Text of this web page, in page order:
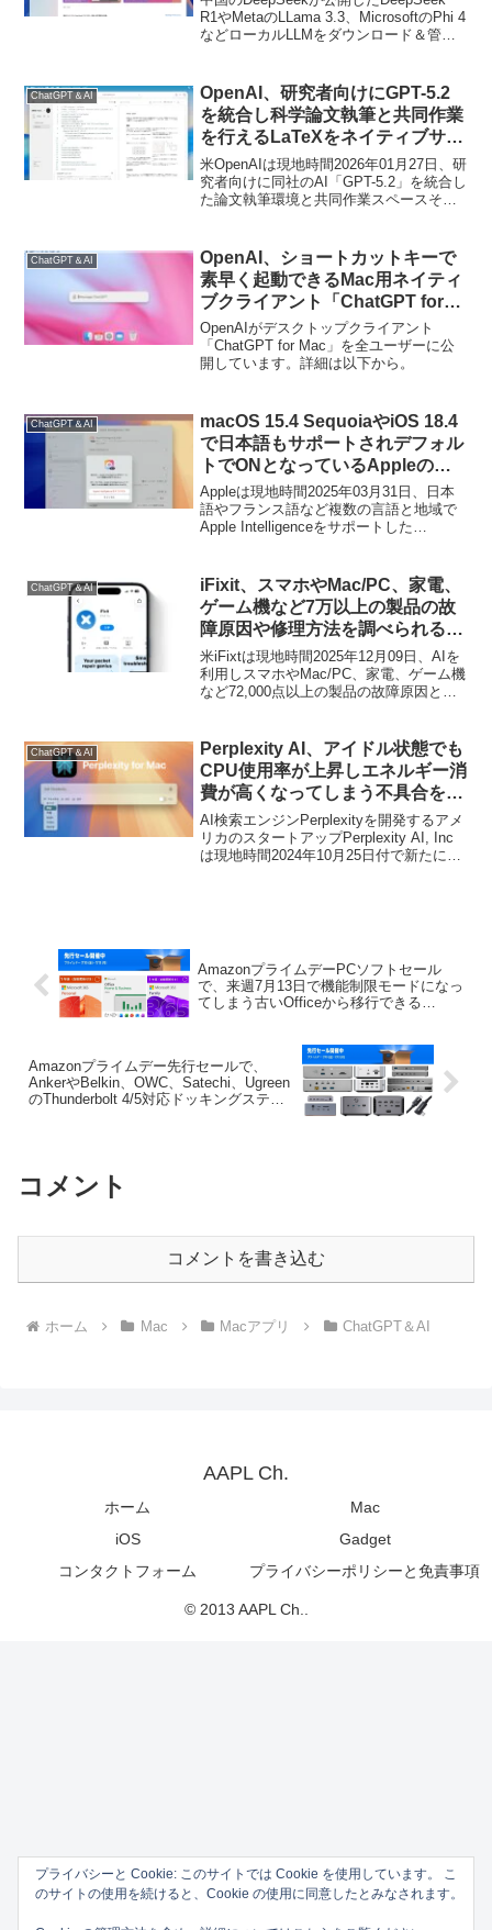
ーを開始。
R1やMetaのLLama 3.3、MicrosoftのPhi 4
などローカルLLMをダウンロード＆管理
プレオーダーがMac App Storeで開始され
ています。
ChatGPT＆AI
OpenAI、研究者向けにGPT-5.2
を統合し科学論文執筆と共同作業
を行えるLaTeXをネイティブサポ
ートした無料のワークスペース
「Prism」を公開。
米OpenAIは現地時間2026年01月27日、研
究者向けに同社のAI「GPT-5.2」を統合し
た論文執筆環境と共同作業スペースそし
Editor」を公開したと発表しています。
ChatGPT＆AI
OpenAI、ショートカットキーで
素早く起動できるMac用ネイティ
ブクライアント「ChatGPT for
macOS」を全ユーザーに向けに
公開。システム要件は引き続き
macOS 14 Sonoma以降のApple
OpenAIがデスクトップクライアント
「ChatGPT for Mac」を全ユーザーに公
開しています。詳細は以下から。
ChatGPT＆AI
macOS 15.4 SequoiaやiOS 18.4
で日本語もサポートされデフォル
トでONとなっているAppleのパ
ーソナルAI「Apple
Intelligence」をOFFにする方
法。
Appleは現地時間2025年03月31日、日本
語やフランス語など複数の言語と地域で
Apple Intelligenceをサポートした
スしましたが、このApple Intelligenceは
デフォルトでONになっているので、OFF
にする方法をまとめておきます。
ChatGPT＆AI
iFixit、スマホやMac/PC、家電、
ゲーム機など7万以上の製品の故
障原因や修理方法を調べられる
AI「FixBot」を搭載した新しい
「iFixit」アプリをiPhoneと
Android向けにリリース。
米iFixtは現地時間2025年12月09日、AIを
利用しスマホやMac/PC、家電、ゲーム機
など72,000点以上の製品の故障原因と修
リリースしたと発表しています。
ChatGPT＆AI
Perplexity AI、アイドル状態でも
CPU使用率が上昇しエネルギー消
費が高くなってしまう不具合を修
正した公式クライアント
「Perplexity for Mac v1.0.2」を
リリース。
AI検索エンジンPerplexityを開発するアメ
リカのスタートアップPerplexity AI, Inc
は現地時間2024年10月25日付で新たに
AmazonプライムデーPCソフトセール
で、来週7月13日で機能制限モードになっ
てしまう古いOfficeから移行できる
Amazonプライムデー先行セールで、
AnkerやBelkin、OWC、Satechi、Ugreen
のThunderbolt 4/5対応ドッキングステー
コメント
コメントを書き込む
ホーム Mac Macアプリ ChatGPT＆AI
AAPL Ch.
ホーム
Mac
iOS
Gadget
コンタクトフォーム
プライバシーポリシーと免責事項
© 2013 AAPL Ch..
プライバシーと Cookie: このサイトでは Cookie を使用しています。 こ
のサイトの使用を続けると、Cookie の使用に同意したとみなされます。